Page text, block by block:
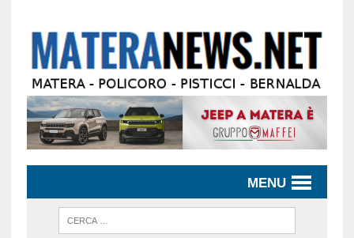
MENU